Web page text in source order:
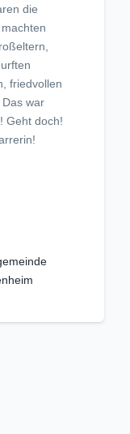
die
friedvollen
war
Geht doch!